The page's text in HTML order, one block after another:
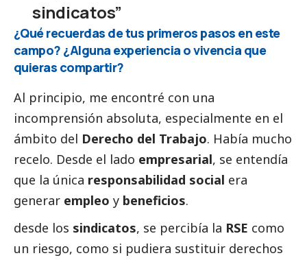
sindicatos”
¿Qué recuerdas de tus primeros pasos en este
campo? ¿Alguna experiencia o vivencia que
quieras compartir?
Al principio, me encontré con una
incomprensión absoluta, especialmente en el
ámbito del Derecho del Trabajo. Había mucho
recelo. Desde el lado empresarial, se entendía
que la única responsabilidad social era
generar empleo y beneficios.
desde los sindicatos, se percibía la RSE como
un riesgo, como si pudiera sustituir derechos